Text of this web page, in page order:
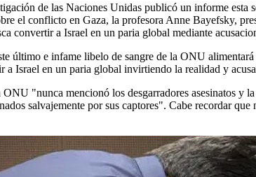
de las Naciones Unidas publicó un informe esta
el conflicto en Gaza, la profesora Anne Bayefsky,
convertir a Israel en un paria global mediante
último e infame libelo de sangre de la ONU
a Israel en un paria global invirtiendo la realidad y
"nunca mencionó los desgarradores asesinatos y
salvajemente por sus captores". Cabe recordar